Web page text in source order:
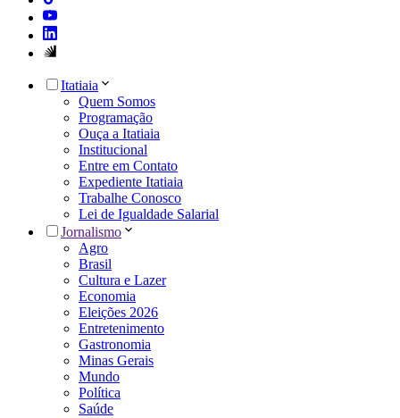
Itatiaia
Quem Somos
Programação
Ouça a Itatiaia
Institucional
Entre em Contato
Expediente Itatiaia
Trabalhe Conosco
Lei de Igualdade Salarial
Jornalismo
Agro
Brasil
Cultura e Lazer
Economia
Eleições 2026
Entretenimento
Gastronomia
Minas Gerais
Mundo
Política
Saúde